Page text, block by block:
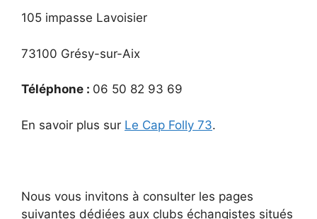
105 impasse Lavoisier
73100 Grésy-sur-Aix
Téléphone : 06 50 82 93 69
En savoir plus sur Le Cap Folly 73.
Nous vous invitons à consulter les pages
suivantes dédiées aux clubs échangistes situés